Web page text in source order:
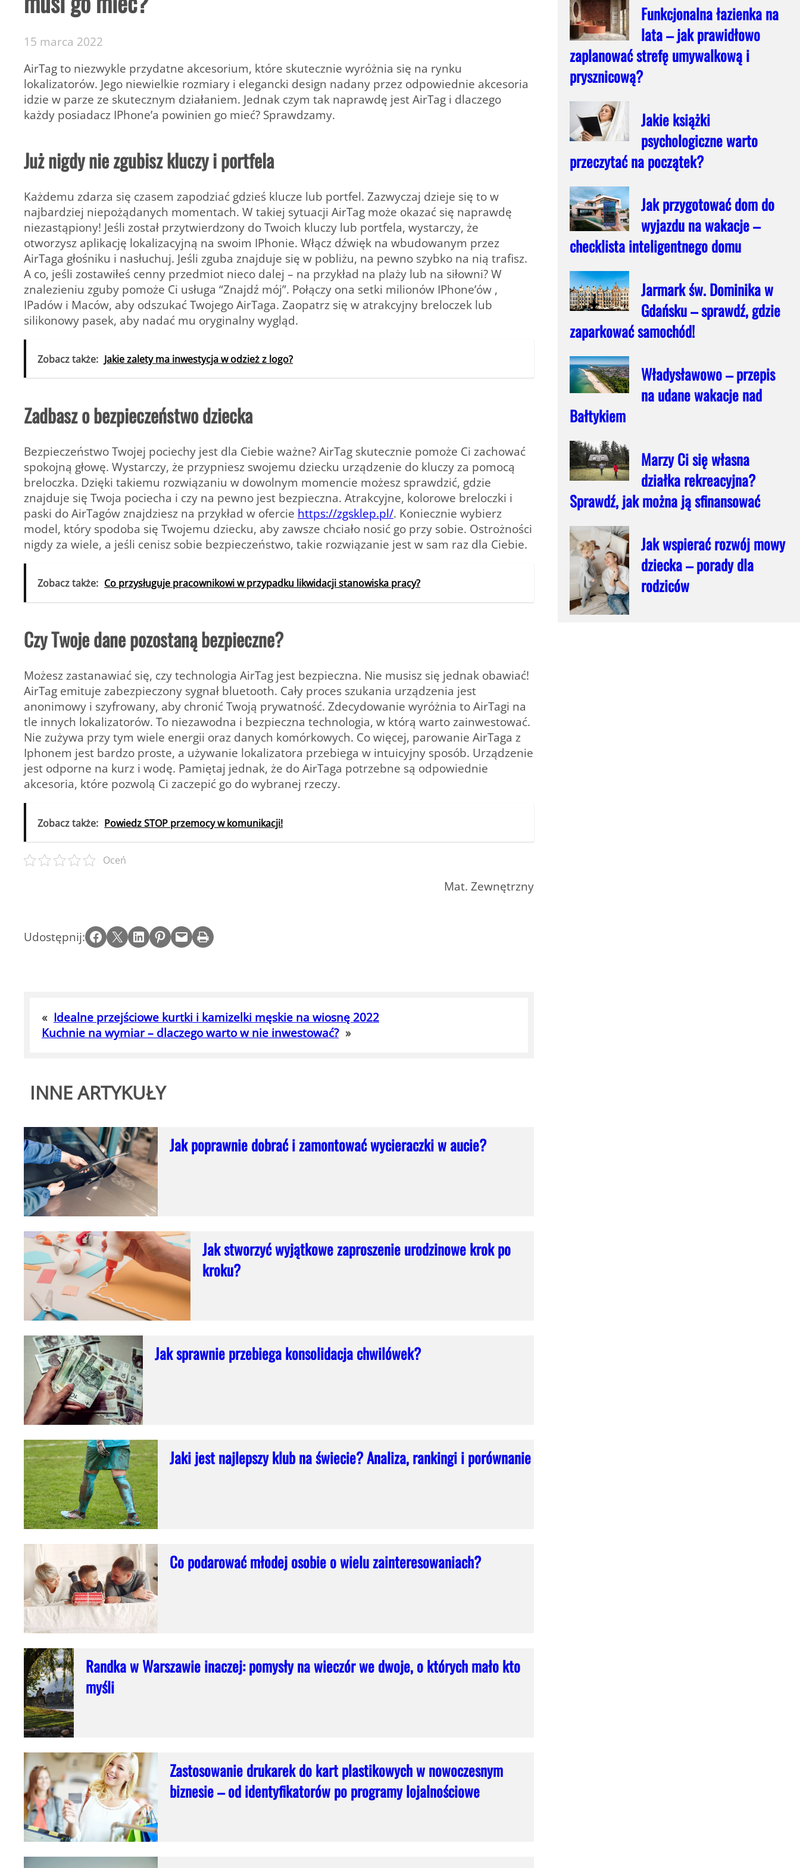
15 marca 2022
AirTag to niezwykle przydatne akcesorium, które skutecznie wyróżnia się na rynku
lokalizatorów. Jego niewielkie rozmiary i elegancki design nadany przez odpowiednie akcesoria
idzie w parze ze skutecznym działaniem. Jednak czym tak naprawdę jest AirTag i dlaczego
każdy posiadacz IPhone’a powinien go mieć? Sprawdzamy.
Już nigdy nie zgubisz kluczy i portfela
Każdemu zdarza się czasem zapodziać gdzieś klucze lub portfel. Zazwyczaj dzieje się to w
najbardziej niepożądanych momentach. W takiej sytuacji AirTag może okazać się naprawdę
niezastąpiony! Jeśli został przytwierdzony do Twoich kluczy lub portfela, wystarczy, że
otworzysz aplikację lokalizacyjną na swoim IPhonie. Włącz dźwięk na wbudowanym przez
AirTaga głośniku i nasłuchuj. Jeśli zguba znajduje się w pobliżu, na pewno szybko na nią trafisz.
A co, jeśli zostawiłeś cenny przedmiot nieco dalej – na przykład na plaży lub na siłowni? W
znalezieniu zguby pomoże Ci usługa “Znajdź mój”. Połączy ona setki milionów IPhone’ów ,
IPadów i Maców, aby odszukać Twojego AirTaga. Zaopatrz się w atrakcyjny breloczek lub
silikonowy pasek, aby nadać mu oryginalny wygląd.
Zobacz także: Jakie zalety ma inwestycja w odzież z logo?
Zadbasz o bezpieczeństwo dziecka
Bezpieczeństwo Twojej pociechy jest dla Ciebie ważne? AirTag skutecznie pomoże Ci zachować
spokojną głowę. Wystarczy, że przypniesz swojemu dziecku urządzenie do kluczy za pomocą
breloczka. Dzięki takiemu rozwiązaniu w dowolnym momencie możesz sprawdzić, gdzie
znajduje się Twoja pociecha i czy na pewno jest bezpieczna. Atrakcyjne, kolorowe breloczki i
paski do AirTagów znajdziesz na przykład w ofercie https://zgsklep.pl/. Koniecznie wybierz
model, który spodoba się Twojemu dziecku, aby zawsze chciało nosić go przy sobie. Ostrożności
nigdy za wiele, a jeśli cenisz sobie bezpieczeństwo, takie rozwiązanie jest w sam raz dla Ciebie.
Zobacz także: Co przysługuje pracownikowi w przypadku likwidacji stanowiska pracy?
Czy Twoje dane pozostaną bezpieczne?
Możesz zastanawiać się, czy technologia AirTag jest bezpieczna. Nie musisz się jednak obawiać!
AirTag emituje zabezpieczony sygnał bluetooth. Cały proces szukania urządzenia jest
anonimowy i szyfrowany, aby chronić Twoją prywatność. Zdecydowanie wyróżnia to AirTagi na
tle innych lokalizatorów. To niezawodna i bezpieczna technologia, w którą warto zainwestować.
Nie zużywa przy tym wiele energii oraz danych komórkowych. Co więcej, parowanie AirTaga z
Iphonem jest bardzo proste, a używanie lokalizatora przebiega w intuicyjny sposób. Urządzenie
jest odporne na kurz i wodę. Pamiętaj jednak, że do AirTaga potrzebne są odpowiednie
akcesoria, które pozwolą Ci zaczepić go do wybranej rzeczy.
Zobacz także: Powiedz STOP przemocy w komunikacji!
Oceń
Mat. Zewnętrzny
Udostępnij: Share on Facebook Email this Page Share on LinkedIn Share on Pinterest Email this Page Print this Page
« Idealne przejściowe kurtki i kamizelki męskie na wiosnę 2022
Kuchnie na wymiar – dlaczego warto w nie inwestować? »
INNE ARTYKUŁY
Jak poprawnie dobrać i zamontować wycieraczki w aucie?
Jak stworzyć wyjątkowe zaproszenie urodzinowe krok po
kroku?
Jak sprawnie przebiega konsolidacja chwilówek?
Jaki jest najlepszy klub na świecie? Analiza, rankingi i porównanie
Co podarować młodej osobie o wielu zainteresowaniach?
Randka w Warszawie inaczej: pomysły na wieczór we dwoje, o których mało kto
myśli
Zastosowanie drukarek do kart plastikowych w nowoczesnym
biznesie – od identyfikatorów po programy lojalnościowe
Funkcjonalna łazienka na
lata – jak prawidłowo
zaplanować strefę umywalkową i
prysznicową?
Jakie książki
psychologiczne warto
przeczytać na początek?
Jak przygotować dom do
wyjazdu na wakacje –
checklista inteligentnego domu
Jarmark św. Dominika w
Gdańsku – sprawdź, gdzie
zaparkować samochód!
Władysławowo – przepis
na udane wakacje nad
Bałtykiem
Marzy Ci się własna
działka rekreacyjna?
Sprawdź, jak można ją sfinansować
Jak wspierać rozwój mowy
dziecka – porady dla
rodziców